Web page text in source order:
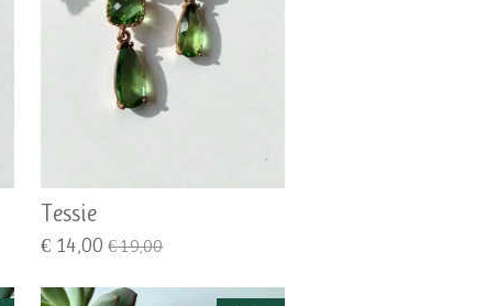
Tessie
€ 14,00 € 19,00